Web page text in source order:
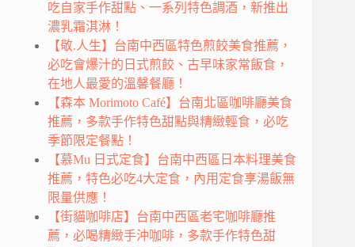
吃自家手作甜點、一系列特色調酒，新推出
濃乳霜淇淋！
【敬.人生】台南中西區特色煎餃美食推薦，
必吃會爆汁的日式煎餃、古早味家常飯食，
在地人最愛的溫馨餐廳！
【森本 Morimoto Café】台南北區咖啡廳美食
推薦，多款手作特色甜點與精緻輕食，必吃
季節限定餐點！
【慕Mu 日式定食】台南中西區日本料理美食
推薦，特色必吃4大定食，內用定食享湯飯無
限量供應！
【街貓咖啡店】台南中西區老宅咖啡廳推
薦，必喝精緻手沖咖啡，多款手作特色甜